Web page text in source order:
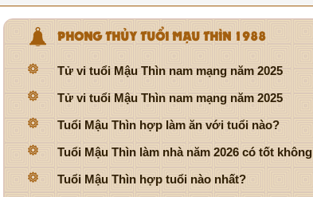
PHONG THỦY TUỔI MẬU THÌN 1988
Tử vi tuổi Mậu Thìn nam mạng năm 2025
Tử vi tuổi Mậu Thìn nam mạng năm 2025
Tuổi Mậu Thìn hợp làm ăn với tuổi nào?
Tuổi Mậu Thìn làm nhà năm 2026 có tốt không
Tuổi Mậu Thìn hợp tuổi nào nhất?